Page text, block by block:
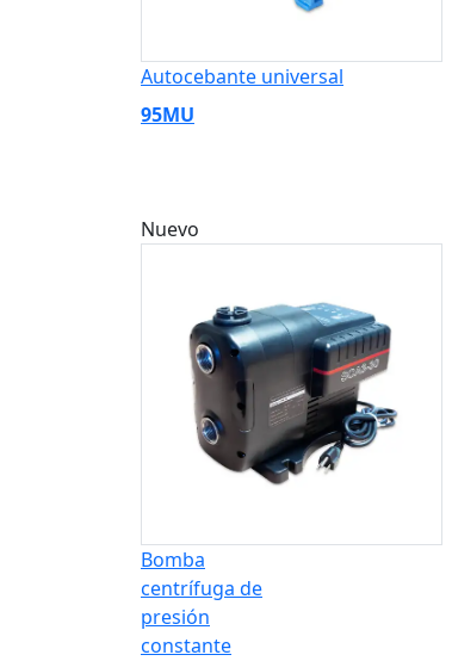
Autocebante universal
95MU
Nuevo
Bomba
centrífuga de
presión
constante